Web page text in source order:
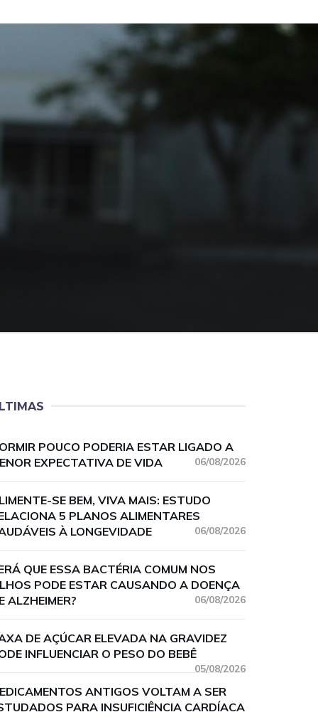
POUCO PODERIA ESTAR LIGADO A
EXPECTATIVA DE VIDA
06/08/2026
SE BEM, VIVA MAIS: ESTUDO
5 PLANOS ALIMENTARES
À LONGEVIDADE
06/08/2026
QUE ESSA BACTÉRIA COMUM NOS
PODE ESTAR CAUSANDO A DOENÇA
ALZHEIMER?
06/08/2026
DE AÇÚCAR ELEVADA NA GRAVIDEZ
INFLUENCIAR O PESO DO BEBÊ
05/08/2026
ANTIGOS VOLTAM A SER
PARA INSUFICIÊNCIA CARDÍACA